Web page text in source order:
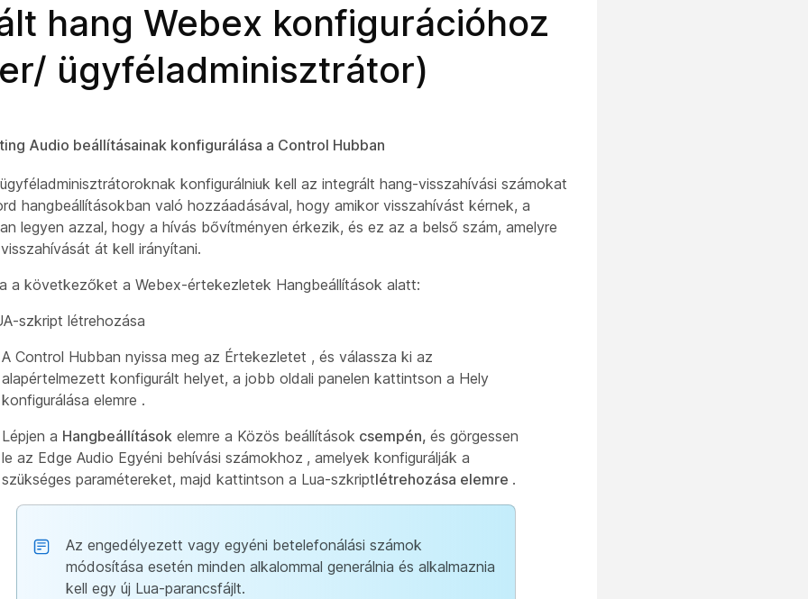
hang Webex konfigurációhoz
ügyféladminisztrátor)
Audio beállításainak konfigurálása a Control Hubban
konfigurálniuk kell az integrált hang-visszahívási számokat
hangbeállításokban való hozzáadásával, hogy amikor visszahívást kérnek, a
legyen azzal, hogy a hívás bővítményen érkezik, és ez az a belső szám, amelyre
át kell irányítani.
a következőket a Webex-értekezletek Hangbeállítások alatt:
szkript létrehozása
A Control Hubban nyissa meg az Értekezletet , és válassza ki az
alapértelmezett konfigurált helyet, a jobb oldali panelen kattintson a Hely
konfigurálása elemre .
Lépjen a Hangbeállítások elemre a Közös beállítások csempén, és görgessen
le az Edge Audio Egyéni behívási számokhoz , amelyek konfigurálják a
szükséges paramétereket, majd kattintson a Lua-szkriptlétrehozása elemre .
Az engedélyezett vagy egyéni betelefonálási számok
módosítása esetén minden alkalommal generálnia és alkalmaznia
kell egy új Lua-parancsfájlt.